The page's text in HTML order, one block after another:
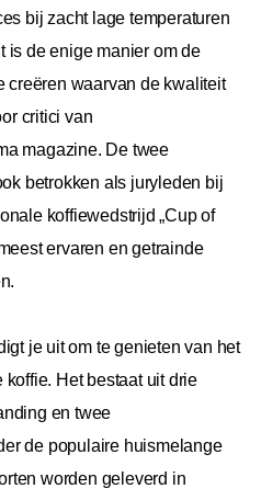
bij zacht lage temperaturen
is de enige manier om de
creëren waarvan de kwaliteit
critici van
magazine. De twee
betrokken als juryleden bij
koffiewedstrijd „Cup of
ervaren en getrainde
je uit om te genieten van het
Het bestaat uit drie
en twee
de populaire huismelange
worden geleverd in